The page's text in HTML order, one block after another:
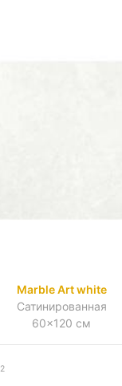
Marble Art white
Сатинированная
60x120 см
2